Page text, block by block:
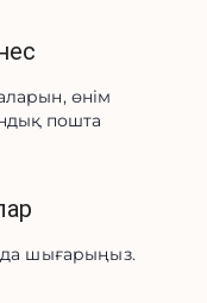
өнім
пошта
шығарыңыз.